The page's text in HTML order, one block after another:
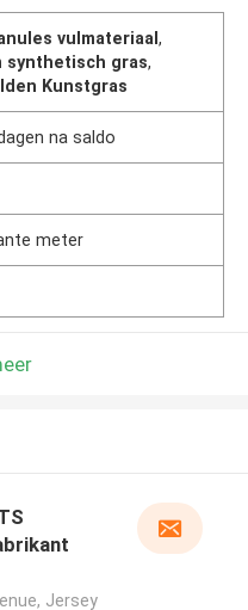
vulmateriaal,
synthetisch gras,
Kunstgras
na saldo
meter
Jersey